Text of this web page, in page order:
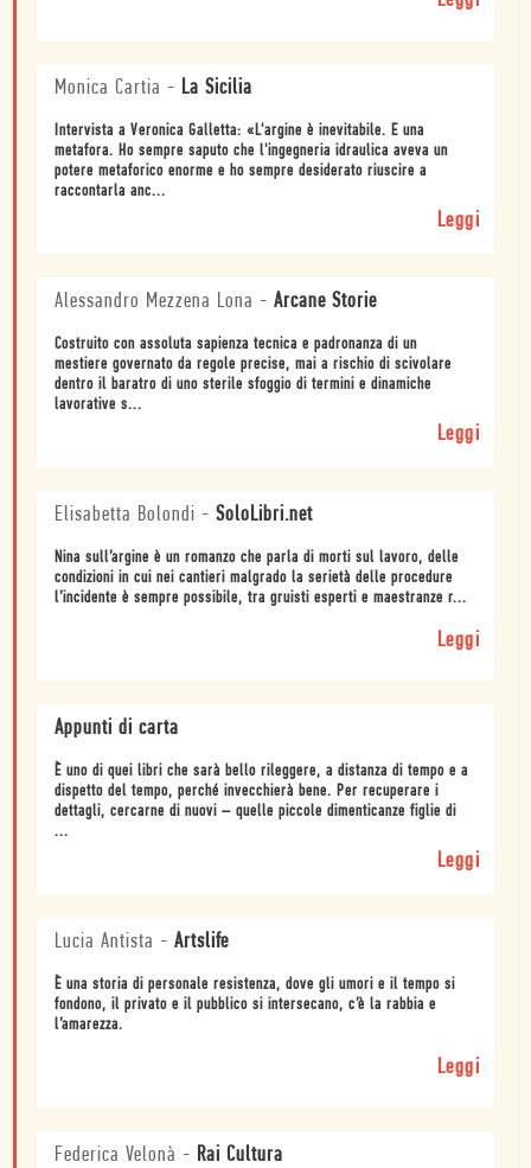
Monica Cartia - La Sicilia
Intervista a Veronica Galletta: «L'argine è inevitabile. E una
metafora. Ho sempre saputo che l'ingegneria idraulica aveva un
potere metaforico enorme e ho sempre desiderato riuscire a
raccontarla anc...
Leggi
Alessandro Mezzena Lona - Arcane Storie
Costruito con assoluta sapienza tecnica e padronanza di un
mestiere governato da regole precise, mai a rischio di scivolare
dentro il baratro di uno sterile sfoggio di termini e dinamiche
lavorative s...
Leggi
Elisabetta Bolondi - SoloLibri.net
Nina sull’argine è un romanzo che parla di morti sul lavoro, delle
condizioni in cui nei cantieri malgrado la serietà delle procedure
l’incidente è sempre possibile, tra gruisti esperti e maestranze r...
Leggi
Appunti di carta
È uno di quei libri che sarà bello rileggere, a distanza di tempo e a
dispetto del tempo, perché invecchierà bene. Per recuperare i
dettagli, cercarne di nuovi – quelle piccole dimenticanze figlie di
...
Leggi
Lucia Antista - Artslife
È una storia di personale resistenza, dove gli umori e il tempo si
fondono, il privato e il pubblico si intersecano, c’è la rabbia e
l’amarezza.
Leggi
Federica Velonà - Rai Cultura